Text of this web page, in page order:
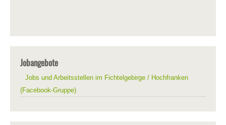
Jobangebote
Jobs und Arbeitsstellen im Fichtelgebirge / Hochfranken
(Facebook-Gruppe)